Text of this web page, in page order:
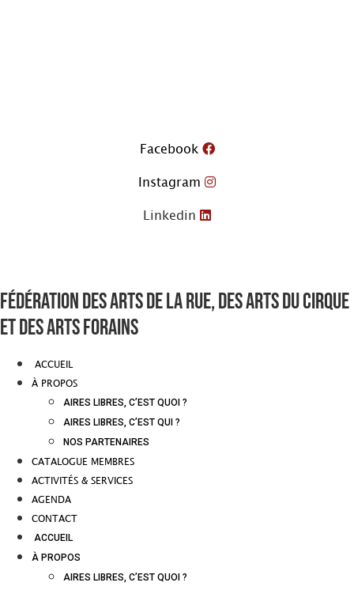
Facebook
Instagram
Linkedin
Fédération des arts de la rue, des arts du cirque
et des arts forains
ACCUEIL
À PROPOS
AIRES LIBRES, C’EST QUOI ?
AIRES LIBRES, C’EST QUI ?
NOS PARTENAIRES
CATALOGUE MEMBRES
ACTIVITÉS & SERVICES
AGENDA
CONTACT
ACCUEIL
À PROPOS
AIRES LIBRES, C’EST QUOI ?